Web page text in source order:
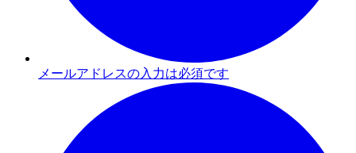
メールアドレスの入力は必須です